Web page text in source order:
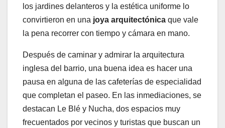
los jardines delanteros y la estética uniforme lo
convirtieron en una joya arquitectónica que vale
la pena recorrer con tiempo y cámara en mano.
Después de caminar y admirar la arquitectura
inglesa del barrio, una buena idea es hacer una
pausa en alguna de las cafeterías de especialidad
que completan el paseo. En las inmediaciones, se
destacan Le Blé y Nucha, dos espacios muy
frecuentados por vecinos y turistas que buscan un